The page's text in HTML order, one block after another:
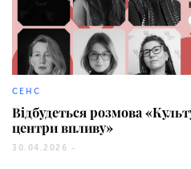
СЕНС
Відбудеться розмова
центри впливу»
30.04.2026 -